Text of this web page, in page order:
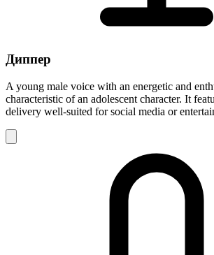
Диппер
A young male voice with an energetic and
characteristic of an adolescent character. It
delivery well-suited for social media or